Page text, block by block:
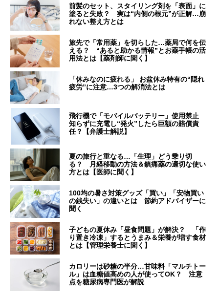
前髪のセット、スタイリング剤を「表面」に
塗ると失敗？ 実は“内側の根元”が正解…崩
れない整え方とは
旅先で「常用薬」を切らした…薬局で何を伝
える？ “あると助かる情報”とお薬手帳の活
用法とは【薬剤師に聞く】
「休みなのに疲れる」 お盆休み特有の“隠れ
疲労”に注意…3つの解消法とは
飛行機で「モバイルバッテリー」使用禁止
知らずに充電し“発火”したら巨額の賠償責
任？【弁護士解説】
夏の旅行と重なる…「生理」どう乗り切
る？ 月経移動の方法＆鎮痛薬の適切な使い
方とは【医師に聞く】
100均の暑さ対策グッズ「買い」「安物買い
の銭失い」の違いとは 節約アドバイザーに
聞く
子どもの夏休み「昼食問題」が解決？ 「作
り置き冷凍」するとうまみ＆栄養が増す食材
とは【管理栄養士に聞く】
カロリーは砂糖の半分…甘味料「マルチトー
ル」は血糖値高めの人が使ってOK？ 注意
点を糖尿病専門医が解説